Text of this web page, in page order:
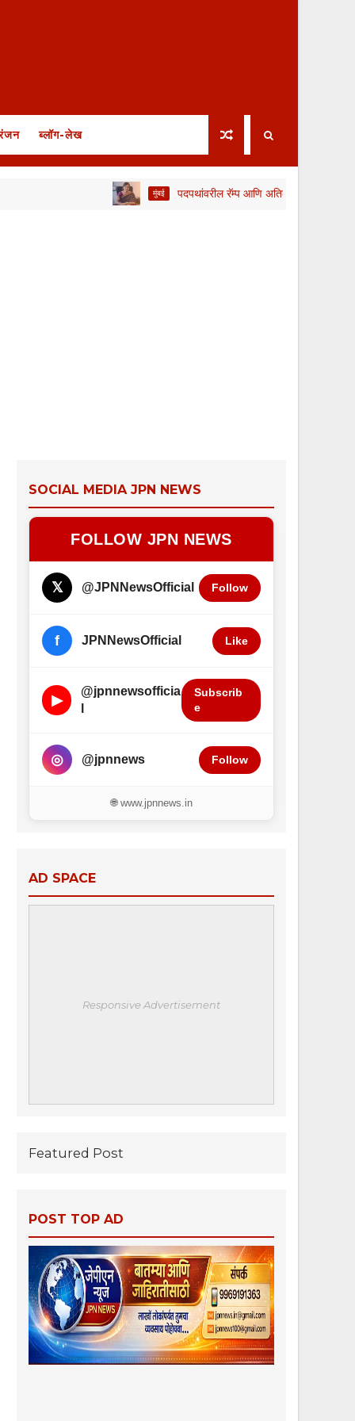
ब्लॉग-लेख
मुंबई पदपथांवरील रॅम्प आणि अतिक्रमणे महिनाभरात हटवा;
SOCIAL MEDIA JPN NEWS
FOLLOW JPN NEWS
𝕏 @JPNNewsOfficial Follow
f JPNNewsOfficial Like
▶
@jpnnewsofficia
Subscrib
e
◎ @jpnnews Follow
🌐 www.jpnnews.in
AD SPACE
Responsive Advertisement
Featured Post
POST TOP AD